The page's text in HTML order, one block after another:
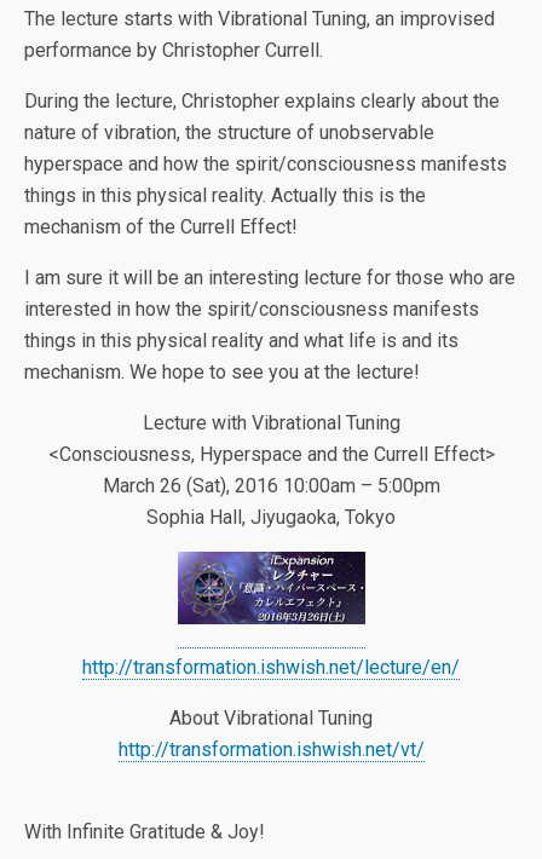
The lecture starts with Vibrational Tuning, an improvised
performance by Christopher Currell.
During the lecture, Christopher explains clearly about the
nature of vibration, the structure of unobservable
hyperspace and how the spirit/consciousness manifests
things in this physical reality. Actually this is the
mechanism of the Currell Effect!
I am sure it will be an interesting lecture for those who are
interested in how the spirit/consciousness manifests
things in this physical reality and what life is and its
mechanism. We hope to see you at the lecture!
Lecture with Vibrational Tuning
<Consciousness, Hyperspace and the Currell Effect>
March 26 (Sat), 2016 10:00am – 5:00pm
Sophia Hall, Jiyugaoka, Tokyo
http://transformation.ishwish.net/lecture/en/
About Vibrational Tuning
http://transformation.ishwish.net/vt/
With Infinite Gratitude & Joy!